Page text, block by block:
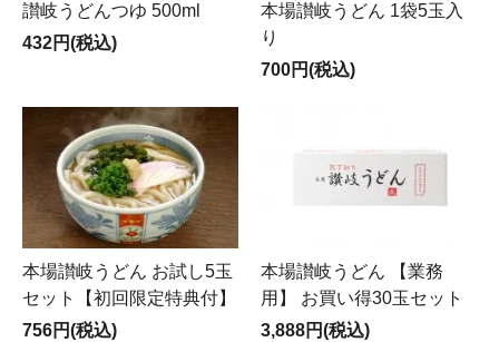
讃岐うどんつゆ 500ml
432円(税込)
本場讃岐うどん 1袋5玉入
り
700円(税込)
本場讃岐うどん お試し5玉
セット【初回限定特典付】
756円(税込)
本場讃岐うどん 【業務
用】 お買い得30玉セット
3,888円(税込)